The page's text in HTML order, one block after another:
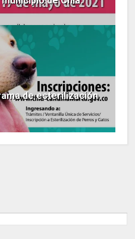
de esterilización